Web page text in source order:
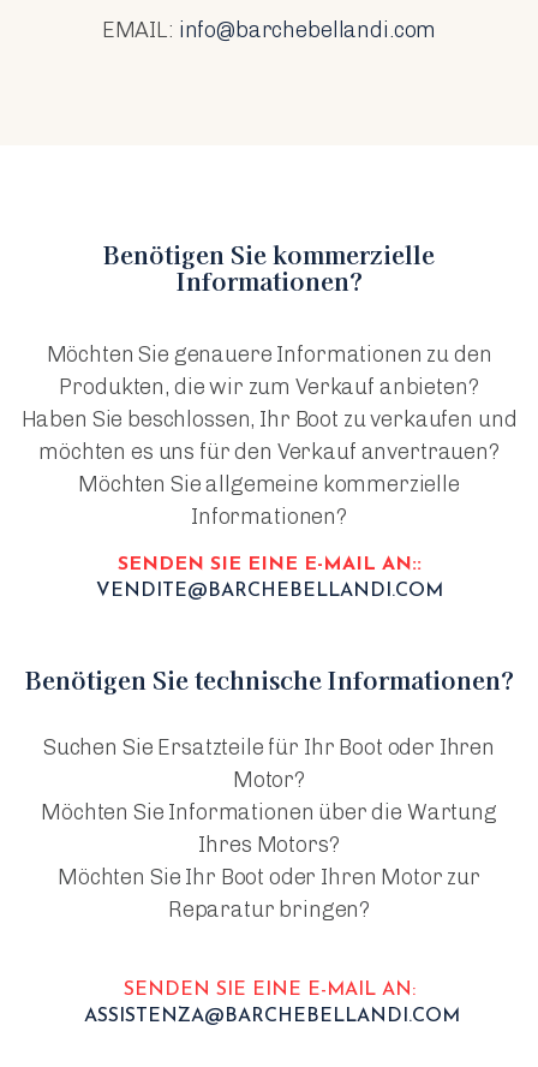
EMAIL: info@barchebellandi.com
Benötigen Sie kommerzielle
Informationen?
Möchten Sie genauere Informationen zu den
Produkten, die wir zum Verkauf anbieten?
Haben Sie beschlossen, Ihr Boot zu verkaufen und
möchten es uns für den Verkauf anvertrauen?
Möchten Sie allgemeine kommerzielle
Informationen?
SENDEN SIE EINE E-MAIL AN::
VENDITE@BARCHEBELLANDI.COM
Benötigen Sie technische Informationen?
Suchen Sie Ersatzteile für Ihr Boot oder Ihren
Motor?
Möchten Sie Informationen über die Wartung
Ihres Motors?
Möchten Sie Ihr Boot oder Ihren Motor zur
Reparatur bringen?
SENDEN SIE EINE E-MAIL AN:
ASSISTENZA@BARCHEBELLANDI.COM